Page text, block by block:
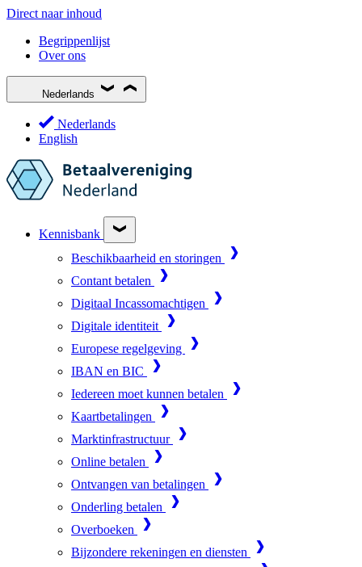
Direct naar inhoud
Begrippenlijst
Over ons
Nederlands
Nederlands
English
Kennisbank
Beschikbaarheid en storingen
Contant betalen
Digitaal Incassomachtigen
Digitale identiteit
Europese regelgeving
IBAN en BIC
Iedereen moet kunnen betalen
Kaartbetalingen
Marktinfrastructuur
Online betalen
Ontvangen van betalingen
Onderling betalen
Overboeken
Bijzondere rekeningen en diensten